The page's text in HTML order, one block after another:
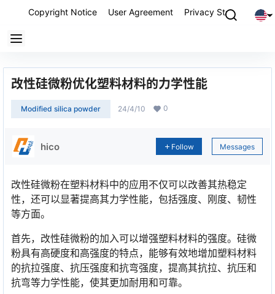
Copyright Notice User Agreement Privacy Statement
改性硅微粉优化塑料材料的力学性能
Modified silica powder 24/4/10 0
hico Follow Messages
改性硅微粉在塑料材料中的应用不仅可以改善其热稳定
性，还可以显著提高其力学性能，包括强度、刚度、韧性
等方面。
首先，改性硅微粉的加入可以增强塑料材料的强度。硅微
粉具有高硬度和高强度的特点，能够有效地增加塑料材料
的抗拉强度、抗压强度和抗弯强度，提高其抗拉、抗压和
抗弯等力学性能，使其更加耐用和可靠。